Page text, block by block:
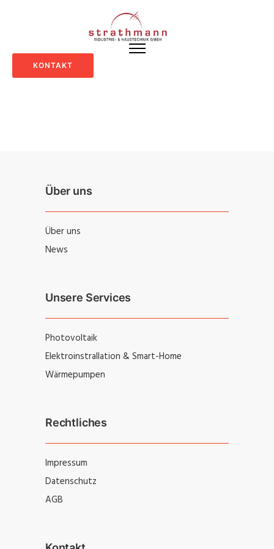
KONTAKT
Über uns
Über uns
News
Unsere Services
Photovoltaik
Elektroinstrallation & Smart-Home
Wärmepumpen
Rechtliches
Impressum
Datenschutz
AGB